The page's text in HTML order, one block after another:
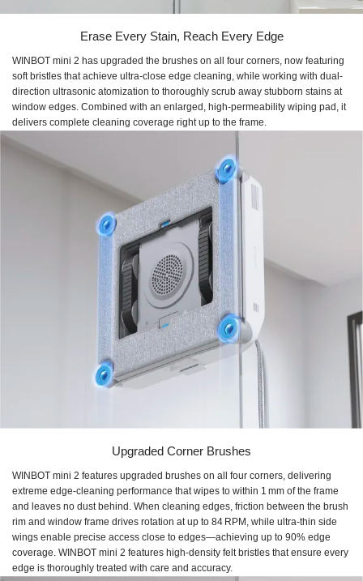
Erase Every Stain, Reach Every Edge
WINBOT mini 2 has upgraded the brushes on all four corners, now featuring
soft bristles that achieve ultra-close edge cleaning, while working with dual-
direction ultrasonic atomization to thoroughly scrub away stubborn stains at
window edges. Combined with an enlarged, high-permeability wiping pad, it
delivers complete cleaning coverage right up to the frame.
Upgraded Corner Brushes
WINBOT mini 2 features upgraded brushes on all four corners, delivering
extreme edge-cleaning performance that wipes to within 1 mm of the frame
and leaves no dust behind. When cleaning edges, friction between the brush
rim and window frame drives rotation at up to 84 RPM, while ultra-thin side
wings enable precise access close to edges—achieving up to 90% edge
coverage. WINBOT mini 2 features high-density felt bristles that ensure every
edge is thoroughly treated with care and accuracy.